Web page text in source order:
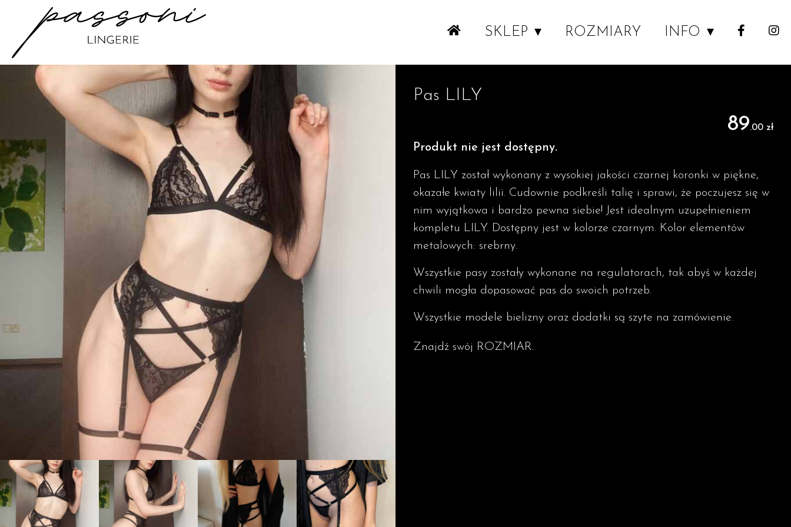
SKLEP ROZMIARY INFO
Pas LILY
89.00 zł
Produkt nie jest dostępny.
Pas LILY został wykonany z wysokiej jakości czarnej koronki w piękne,
okazałe kwiaty lilii. Cudownie podkreśli talię i sprawi, że poczujesz się w
nim wyjątkowa i bardzo pewna siebie! Jest idealnym uzupełnieniem
kompletu LILY. Dostępny jest w kolorze czarnym. Kolor elementów
metalowych: srebrny.
Wszystkie pasy zostały wykonane na regulatorach, tak abyś w każdej
chwili mogła dopasować pas do swoich potrzeb.
Wszystkie modele bielizny oraz dodatki są szyte na zamówienie.
Znajdź swój ROZMIAR.